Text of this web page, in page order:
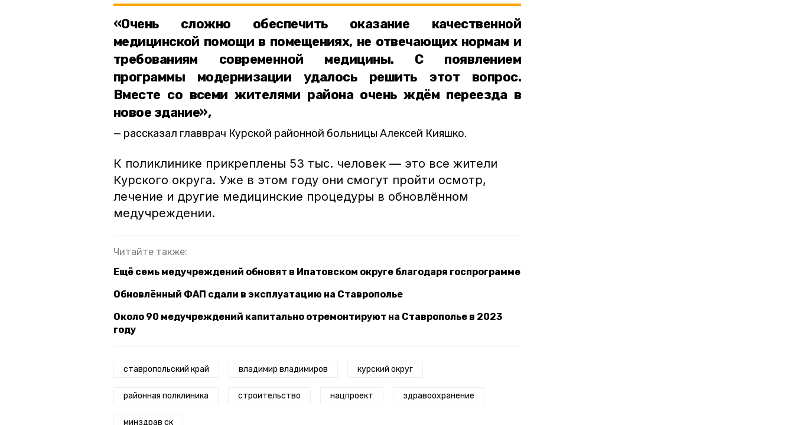
«Очень сложно обеспечить оказание качественной
медицинской помощи в помещениях, не отвечающих нормам и
требованиям современной медицины. С появлением
программы модернизации удалось решить этот вопрос.
Вместе со всеми жителями района очень ждём переезда в
новое здание»,
рассказал главврач Курской районной больницы Алексей Кияшко.
К поликлинике прикреплены 53 тыс. человек — это все жители
Курского округа. Уже в этом году они смогут пройти осмотр,
лечение и другие медицинские процедуры в обновлённом
медучреждении.
Читайте также:
Ещё семь медучреждений обновят в Ипатовском округе благодаря госпрограмме
Обновлённый ФАП сдали в эксплуатацию на Ставрополье
Около 90 медучреждений капитально отремонтируют на Ставрополье в 2023
году
ставропольский край владимир владимиров курский округ
районная полклиника строительство нацпроект здравоохранение
минздрав ск